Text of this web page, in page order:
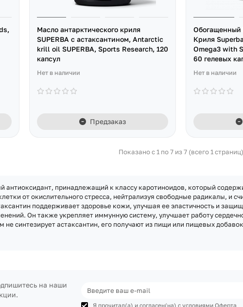
Масло антарктического криля
SUPERBA с астаксантином, Antarctic
krill oil SUPERBA, Sports Research, 120
капсул
Нет в наличии
Предзаказ
Обогащенный
Криля
Omega3 with
60 гелевых
Нет в наличии
Показано с 1 по 7 из 7 (всего 1 страниц)
принадлежащий к классу каротиноидов, который
от окислительного стресса, нейтрализуя свободные радикалы, и
поддерживает здоровье кожи, улучшая ее эластичность и
Он также укрепляет иммунную систему, улучшает работу
синтезирует астаксантин, его получают из пищи или пищевых
на наши
Я прочитал(а) и согласен(на) с условиями Оферта